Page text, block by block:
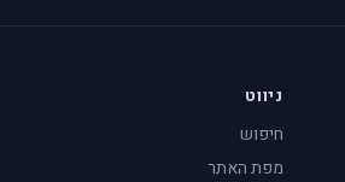
ניווט
חיפוש
מפת האתר